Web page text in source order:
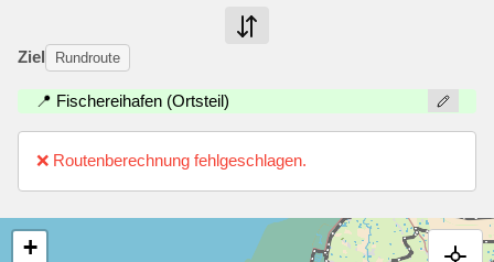
Ziel Rundroute
📍 Fischereihafen (Ortsteil)
❌ Routenberechnung fehlgeschlagen.
+